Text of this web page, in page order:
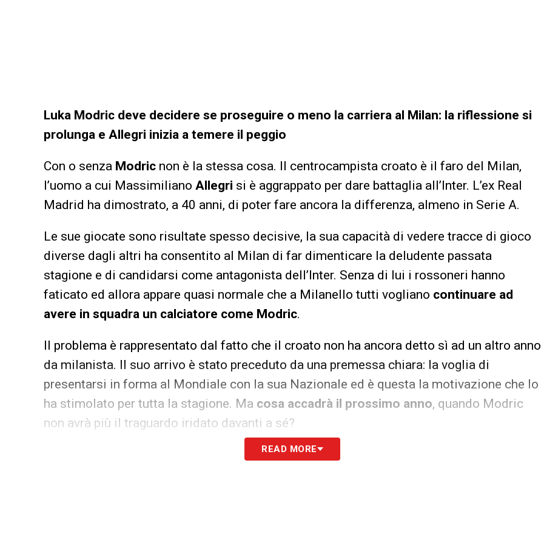
Luka Modric deve decidere se proseguire o meno la carriera al Milan: la riflessione si
prolunga e Allegri inizia a temere il peggio
Con o senza Modric non è la stessa cosa. Il centrocampista croato è il faro del Milan,
l’uomo a cui Massimiliano Allegri si è aggrappato per dare battaglia all’Inter. L’ex Real
Madrid ha dimostrato, a 40 anni, di poter fare ancora la differenza, almeno in Serie A.
Le sue giocate sono risultate spesso decisive, la sua capacità di vedere tracce di gioco
diverse dagli altri ha consentito al Milan di far dimenticare la deludente passata
stagione e di candidarsi come antagonista dell’Inter. Senza di lui i rossoneri hanno
faticato ed allora appare quasi normale che a Milanello tutti vogliano continuare ad
avere in squadra un calciatore come Modric.
Il problema è rappresentato dal fatto che il croato non ha ancora detto sì ad un altro anno
da milanista. Il suo arrivo è stato preceduto da una premessa chiara: la voglia di
presentarsi in forma al Mondiale con la sua Nazionale ed è questa la motivazione che lo
ha stimolato per tutta la stagione. Ma cosa accadrà il prossimo anno, quando Modric
non avrà più il traguardo iridato davanti a sé?
Rinnovo Modric, la riflessione continua: c’è un’incognita
READ MORE